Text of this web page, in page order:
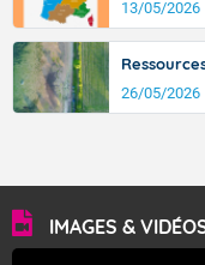
13/05/2026
26/05/2026
IMAGES &